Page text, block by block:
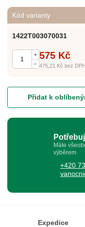
Kód varianty
1422T003070031
+
–
575 Kč
475,21 Kč bez DPH
Přidat k
Máte
výběrem
+420
Expedice